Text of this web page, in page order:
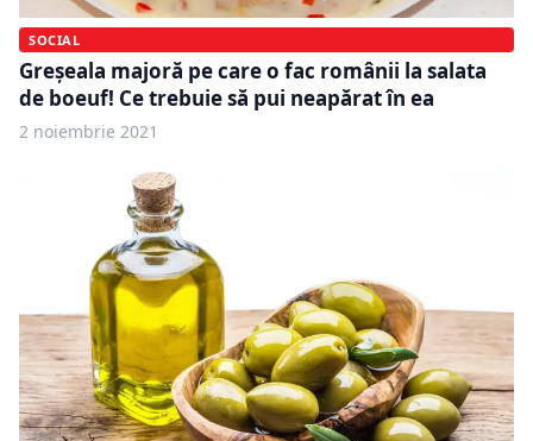
SOCIAL
Greșeala majoră pe care o fac românii la salata
de boeuf! Ce trebuie să pui neapărat în ea
2 noiembrie 2021